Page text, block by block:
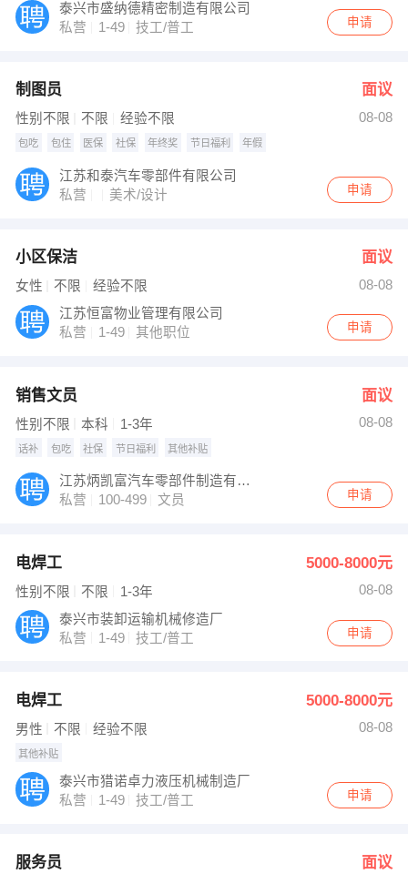
泰兴市盛纳德精密制造有限公司
私营
1-49 技工/普工 申请
制图员 面议
性别不限 不限 经验不限 08-08
包吃 包住 医保 社保 年终奖 节日福利 年假
江苏和泰汽车零部件有限公司
私营
美术/设计 申请
小区保洁 面议
女性 不限 经验不限
08-08
江苏恒富物业管理有限公司
私营
1-49 其他职位 申请
销售文员 面议
性别不限 本科 1-3年 08-08
话补 包吃 社保 节日福利 其他补贴
江苏炳凯富汽车零部件制造有限公司
私营
100-499 文员 申请
电焊工 5000-8000元
性别不限 不限 1-3年
08-08
泰兴市装卸运输机械修造厂
私营
1-49 技工/普工 申请
电焊工 5000-8000元
男性 不限 经验不限 08-08
其他补贴
泰兴市猎诺卓力液压机械制造厂
私营
1-49 技工/普工 申请
服务员 面议